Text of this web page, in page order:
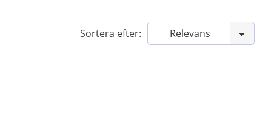
Sortera efter: